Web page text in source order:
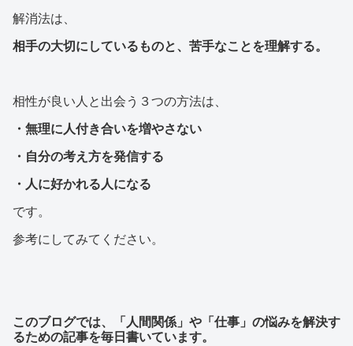
解消法は、
相手の大切にしているものと、苦手なことを理解する。
相性が良い人と出会う３つの方法は、
・無理に人付き合いを増やさない
・自分の考え方を発信する
・人に好かれる人になる
です。
参考にしてみてください。
このブログでは、「人間関係」や「仕事」の悩みを解決す
るための記事を毎日書いています。